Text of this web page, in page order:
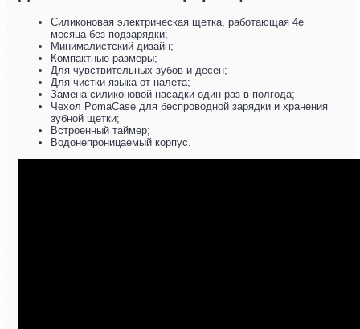
Силиконовая электрическая щетка, работающая 4е
месяца без подзарядки;
Минималистский дизайн;
Компактные размеры;
Для чувствительных зубов и десен;
Для чистки языка от налета;
Замена силиконовой насадки один раз в полгода;
Чехол PomaCase для беспроводной зарядки и хранения
зубной щетки;
Встроенный таймер;
Водонепроницаемый корпус.